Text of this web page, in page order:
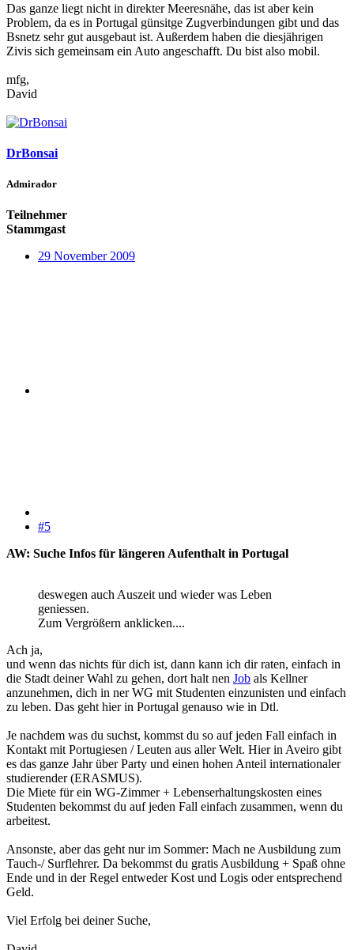
Das ganze liegt nicht in direkter Meeresnähe, das ist aber kein
Problem, da es in Portugal günsitge Zugverbindungen gibt und das
Bsnetz sehr gut ausgebaut ist. Außerdem haben die diesjährigen
Zivis sich gemeinsam ein Auto angeschafft. Du bist also mobil.
mfg,
David
DrBonsai
Admirador
Teilnehmer
Stammgast
29 November 2009
#5
AW: Suche Infos für längeren Aufenthalt in Portugal
deswegen auch Auszeit und wieder was Leben
geniessen.
Zum Vergrößern anklicken....
Ach ja,
und wenn das nichts für dich ist, dann kann ich dir raten, einfach in
die Stadt deiner Wahl zu gehen, dort halt nen Job als Kellner
anzunehmen, dich in ner WG mit Studenten einzunisten und einfach
zu leben. Das geht hier in Portugal genauso wie in Dtl.
Je nachdem was du suchst, kommst du so auf jeden Fall einfach in
Kontakt mit Portugiesen / Leuten aus aller Welt. Hier in Aveiro gibt
es das ganze Jahr über Party und einen hohen Anteil internationaler
studierender (ERASMUS).
Die Miete für ein WG-Zimmer + Lebenserhaltungskosten eines
Studenten bekommst du auf jeden Fall einfach zusammen, wenn du
arbeitest.
Ansonste, aber das geht nur im Sommer: Mach ne Ausbildung zum
Tauch-/ Surflehrer. Da bekommst du gratis Ausbildung + Spaß ohne
Ende und in der Regel entweder Kost und Logis oder entsprechend
Geld.
Viel Erfolg bei deiner Suche,